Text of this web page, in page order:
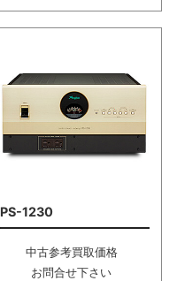
PS-1230
中古参考買取価格
お問合せ下さい